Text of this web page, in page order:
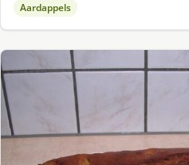
Aardappels